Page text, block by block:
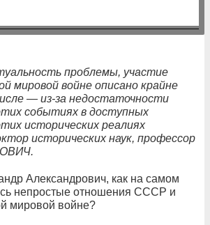
проблемы, участие
мировой войне описано крайне
— из-за недостаточности
событиях в доступных
исторических реалиях
исторических наук, профессор
Александрович, как на самом
непростые отношения СССР и
мировой войне?